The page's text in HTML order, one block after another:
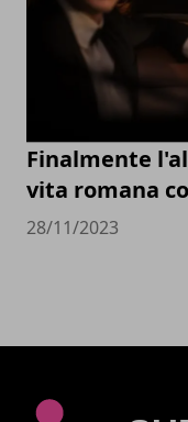
Finalmente
vita romana
28/11/2023